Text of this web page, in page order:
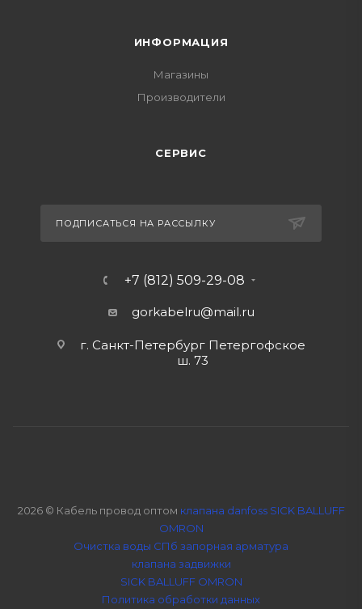
ИНФОРМАЦИЯ
Магазины
Производители
СЕРВИС
ПОДПИСАТЬСЯ НА РАССЫЛКУ
+7 (812) 509-29-08
gorkabelru@mail.ru
г. Санкт-Петербург Петергофское
ш. 73
2026 © Кабель провод оптом клапана danfoss SICK BALLUFF
OMRON
Очистка воды СПб запорная арматура
клапана задвижки
SICK BALLUFF OMRON
Политика обработки данных